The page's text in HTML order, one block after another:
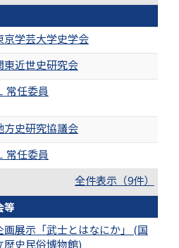
京学芸大学史学会
東近世史研究会
常任委員
方史研究協議会
常任委員
全件表示（9件）
等
画展示「武士とはなにか」 (国
歴史民俗博物館)